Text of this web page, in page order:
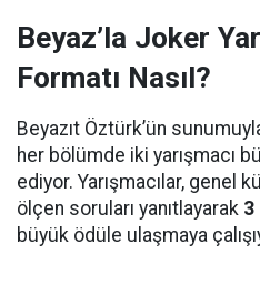
Beyaz’la Joker
Formatı Nasıl?
Beyazıt Öztürk’ün
her bölümde iki yarışmacı
ediyor. Yarışmacılar, genel
ölçen soruları yanıtlayarak 3
büyük ödüle ulaşmaya